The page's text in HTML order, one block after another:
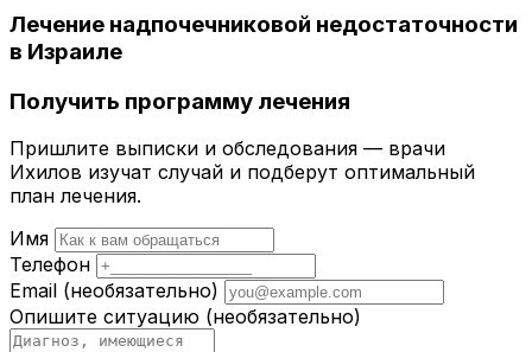
Лечение надпочечниковой недостаточности
в Израиле
Получить программу лечения
Пришлите выписки и обследования — врачи
Ихилов изучат случай и подберут оптимальный
план лечения.
Имя
Телефон
Email (необязательно)
Опишите ситуацию (необязательно)